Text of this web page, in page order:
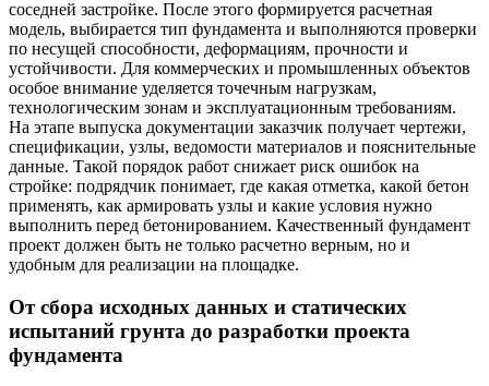
соседней застройке. После этого формируется расчетная
модель, выбирается тип фундамента и выполняются проверки
по несущей способности, деформациям, прочности и
устойчивости. Для коммерческих и промышленных объектов
особое внимание уделяется точечным нагрузкам,
технологическим зонам и эксплуатационным требованиям.
На этапе выпуска документации заказчик получает чертежи,
спецификации, узлы, ведомости материалов и пояснительные
данные. Такой порядок работ снижает риск ошибок на
стройке: подрядчик понимает, где какая отметка, какой бетон
применять, как армировать узлы и какие условия нужно
выполнить перед бетонированием. Качественный фундамент
проект должен быть не только расчетно верным, но и
удобным для реализации на площадке.
От сбора исходных данных и статических
испытаний грунта до разработки проекта
фундамента